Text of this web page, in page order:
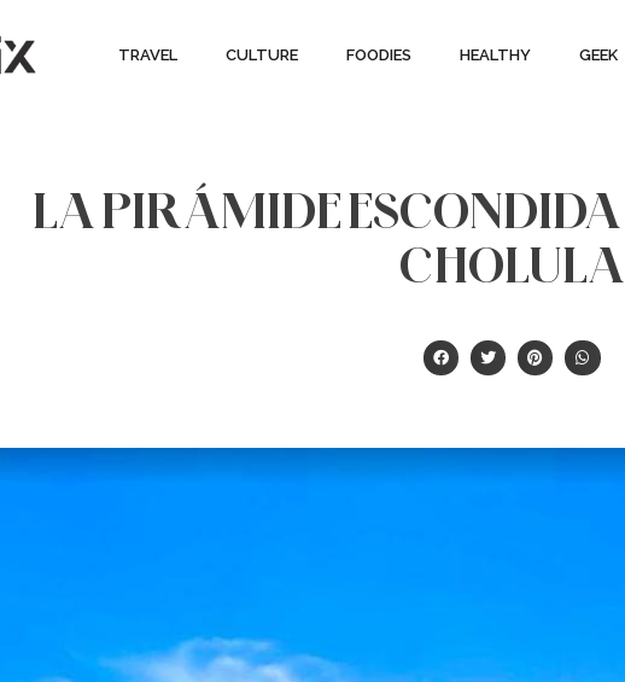
TRAVEL CULTURE FOODIES HEALTHY GEEK
LA PIRÁMIDE
CHOLULA